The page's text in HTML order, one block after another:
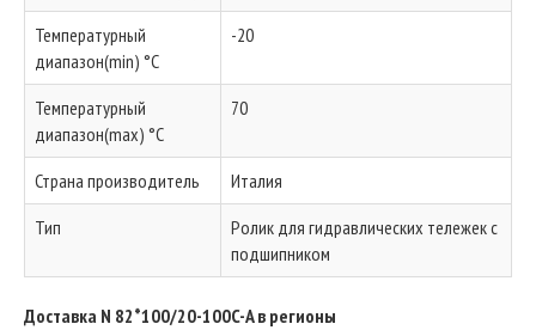
Температурный
диапазон(min) °C
-20
Температурный
диапазон(max) °C
70
Страна производитель
Италия
Тип
Ролик для гидравлических тележек с
подшипником
Доставка N 82*100/20-100C-A в регионы